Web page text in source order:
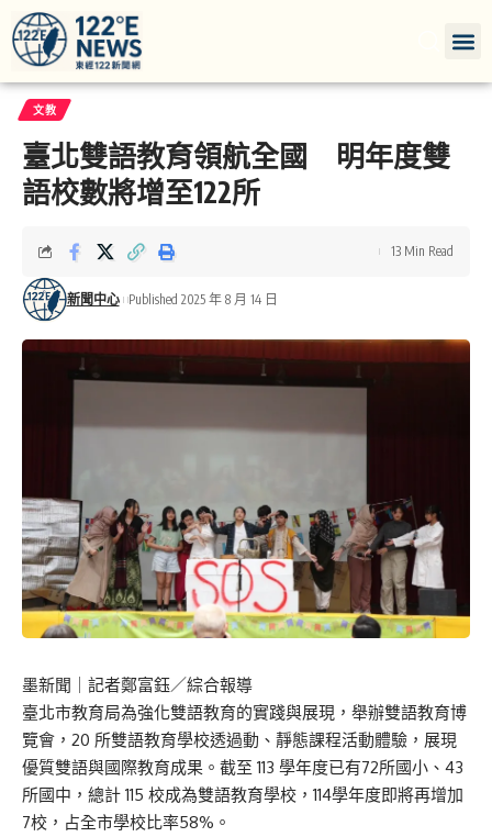
文教
臺北雙語教育領航全國 明年度雙
語校數將增至122所
新聞中心 Published 2025 年 8 月 14 日
13 Min Read
墨新聞 ｜記者鄭富鈺／綜合報導
臺北市教育局為強化雙語教育的實踐與展現，舉辦雙語教育博
覽會，20 所雙語教育學校透過動、靜態課程活動體驗，展現
優質雙語與國際教育成果。截至 113 學年度已有72所國小、43
所國中，總計 115 校成為雙語教育學校，114學年度即將再增加
7校，占全市學校比率58%。